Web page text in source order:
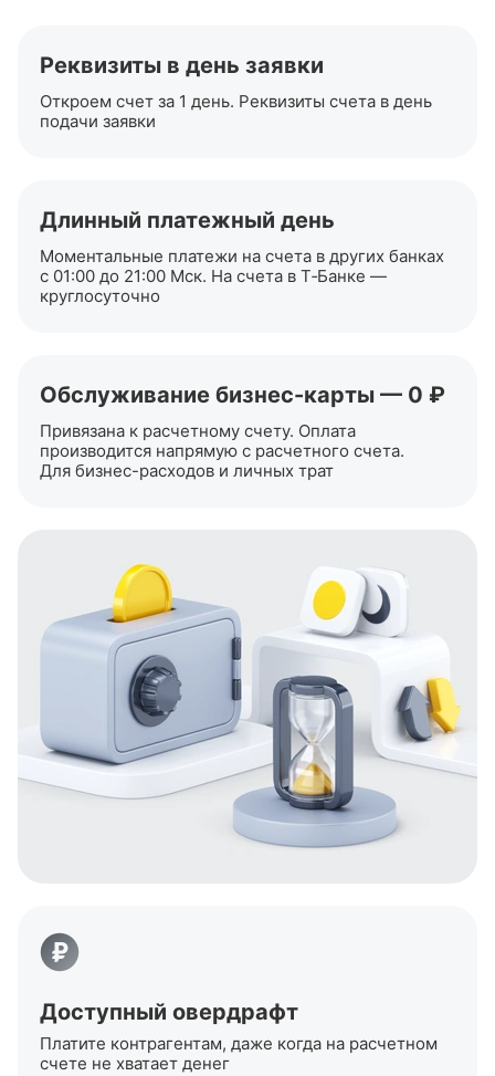
Реквизиты в день заявки
Откроем счет за 1 день. Реквизиты счета в день
подачи заявки
Длинный платежный день
Моментальные платежи на счета в других банках
с 01:00 до 21:00 Мск. На счета в Т‑Банке —
круглосуточно
Обслуживание бизнес-карты — 0 ₽
Привязана к расчетному счету. Оплата
производится напрямую с расчетного счета.
Для бизнес-расходов и личных трат
Доступный овердрафт
Платите контрагентам, даже когда на расчетном
счете не хватает денег